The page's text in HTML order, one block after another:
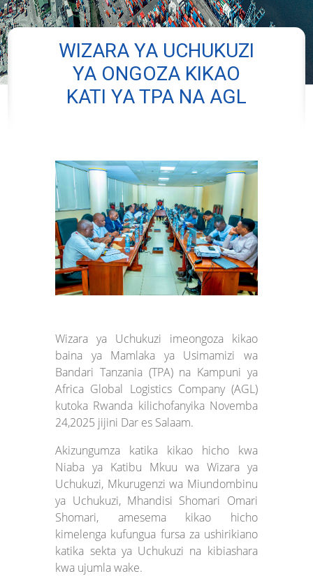
WIZARA YA UCHUKUZI
YA ONGOZA KIKAO
KATI YA TPA NA AGL
Wizara ya Uchukuzi imeongoza kikao
baina ya Mamlaka ya Usimamizi wa
Bandari Tanzania (TPA) na Kampuni ya
Africa Global Logistics Company (AGL)
kutoka Rwanda kilichofanyika Novemba
24,2025 jijini Dar es Salaam.
Akizungumza katika kikao hicho kwa
Niaba ya Katibu Mkuu wa Wizara ya
Uchukuzi, Mkurugenzi wa Miundombinu
ya Uchukuzi, Mhandisi Shomari Omari
Shomari, amesema kikao hicho
kimelenga kufungua fursa za ushirikiano
katika sekta ya Uchukuzi na kibiashara
kwa ujumla wake.